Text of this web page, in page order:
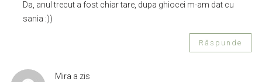
Da, anul trecut a fost chiar tare, dupa ghiocei m-am dat cu
sania :))
Răspunde
Mira a zis